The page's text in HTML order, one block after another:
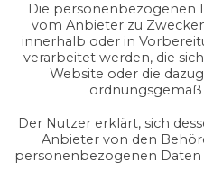
Die personenbezogenen
vom Anbieter zu
innerhalb oder in
verarbeitet werden, die
Website oder die
Der Nutzer erklärt, sich
Anbieter von den
personenbezogenen